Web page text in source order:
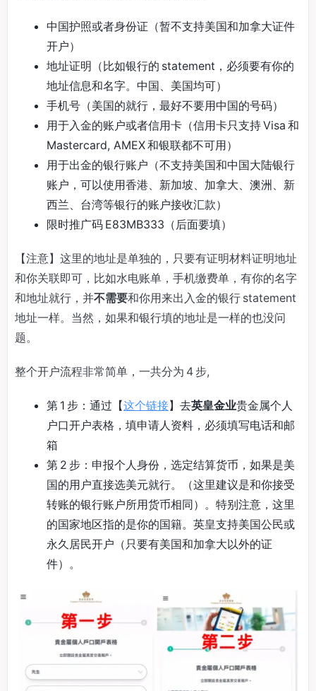
中国护照或者身份证（暂不支持美国和加拿大证件
开户）
地址证明（比如银行的 statement，必须要有你的
地址信息和名字。中国、美国均可）
手机号（美国的就行，最好不要用中国的号码）
用于入金的账户或者信用卡（信用卡只支持 Visa 和
Mastercard, AMEX 和银联都不可用）
用于出金的银行账户（不支持美国和中国大陆银行
账户，可以使用香港、新加坡、加拿大、澳洲、新
西兰、台湾等银行的账户接收汇款）
限时推广码 E83MB333（后面要填）
【注意】这里的地址是单独的，只要有证明材料证明地址
和你关联即可，比如水电账单，手机缴费单，有你的名字
和地址就行，并不需要和你用来出入金的银行 statement
地址一样。当然，如果和银行填的地址是一样的也没问
题。
整个开户流程非常简单，一共分为 4 步,
第 1 步：通过【这个链接】去英皇金业贵金属个人
户口开户表格，填申请人资料，必须填写电话和邮
箱
第 2 步：申报个人身份，选定结算货币，如果是美
国的用户直接选美元就行。（这里建议是和你接受
转账的银行账户所用货币相同）。特别注意，这里
的国家地区指的是你的国籍。英皇支持美国公民或
永久居民开户（只要有美国和加拿大以外的证
件）。